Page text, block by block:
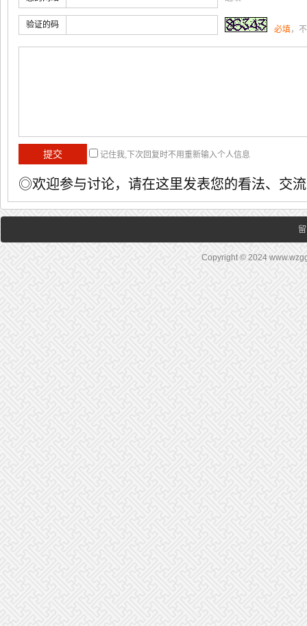
验证的码 必填，
记住我,下次回复时不用重新输入个人信息
◎欢迎参与讨论，请在这里发表您的看法、交
Copyright © 2024